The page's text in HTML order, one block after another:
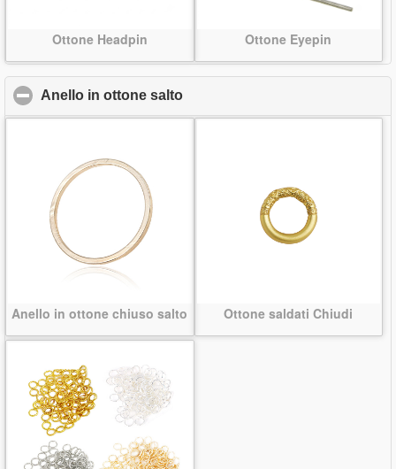
Ottone Headpin Ottone Eyepin
Anello in ottone salto
Anello in ottone chiuso salto Ottone saldati Chiudi